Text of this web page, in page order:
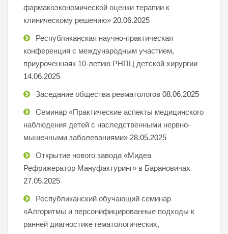
фармакоэкономической оценки терапии к
клиническому решению» 20.06.2025
Республиканская научно-практическая
конференция с международным участием,
приуроченнаяк 10-летию РНПЦ детской хирургии
14.06.2025
Заседание общества ревматологов 08.06.2025
Семинар «Практические аспекты медицинского
наблюдения детей с наследственными нервно-
мышечными заболеваниями» 28.05.2025
Открытие нового завода «Мидеа
Рефрижератор Мануфактуринг» в Барановичах
27.05.2025
Республиканский обучающий семинар
«Алгоритмы и персонифицированные подходы к
ранней диагностике гематологических,